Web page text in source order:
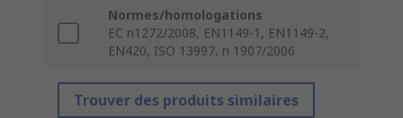
Normes/homologations
EC n1272/2008, EN1149-1, EN1149-2,
EN420, ISO 13997, n 1907/2006
Trouver des produits similaires